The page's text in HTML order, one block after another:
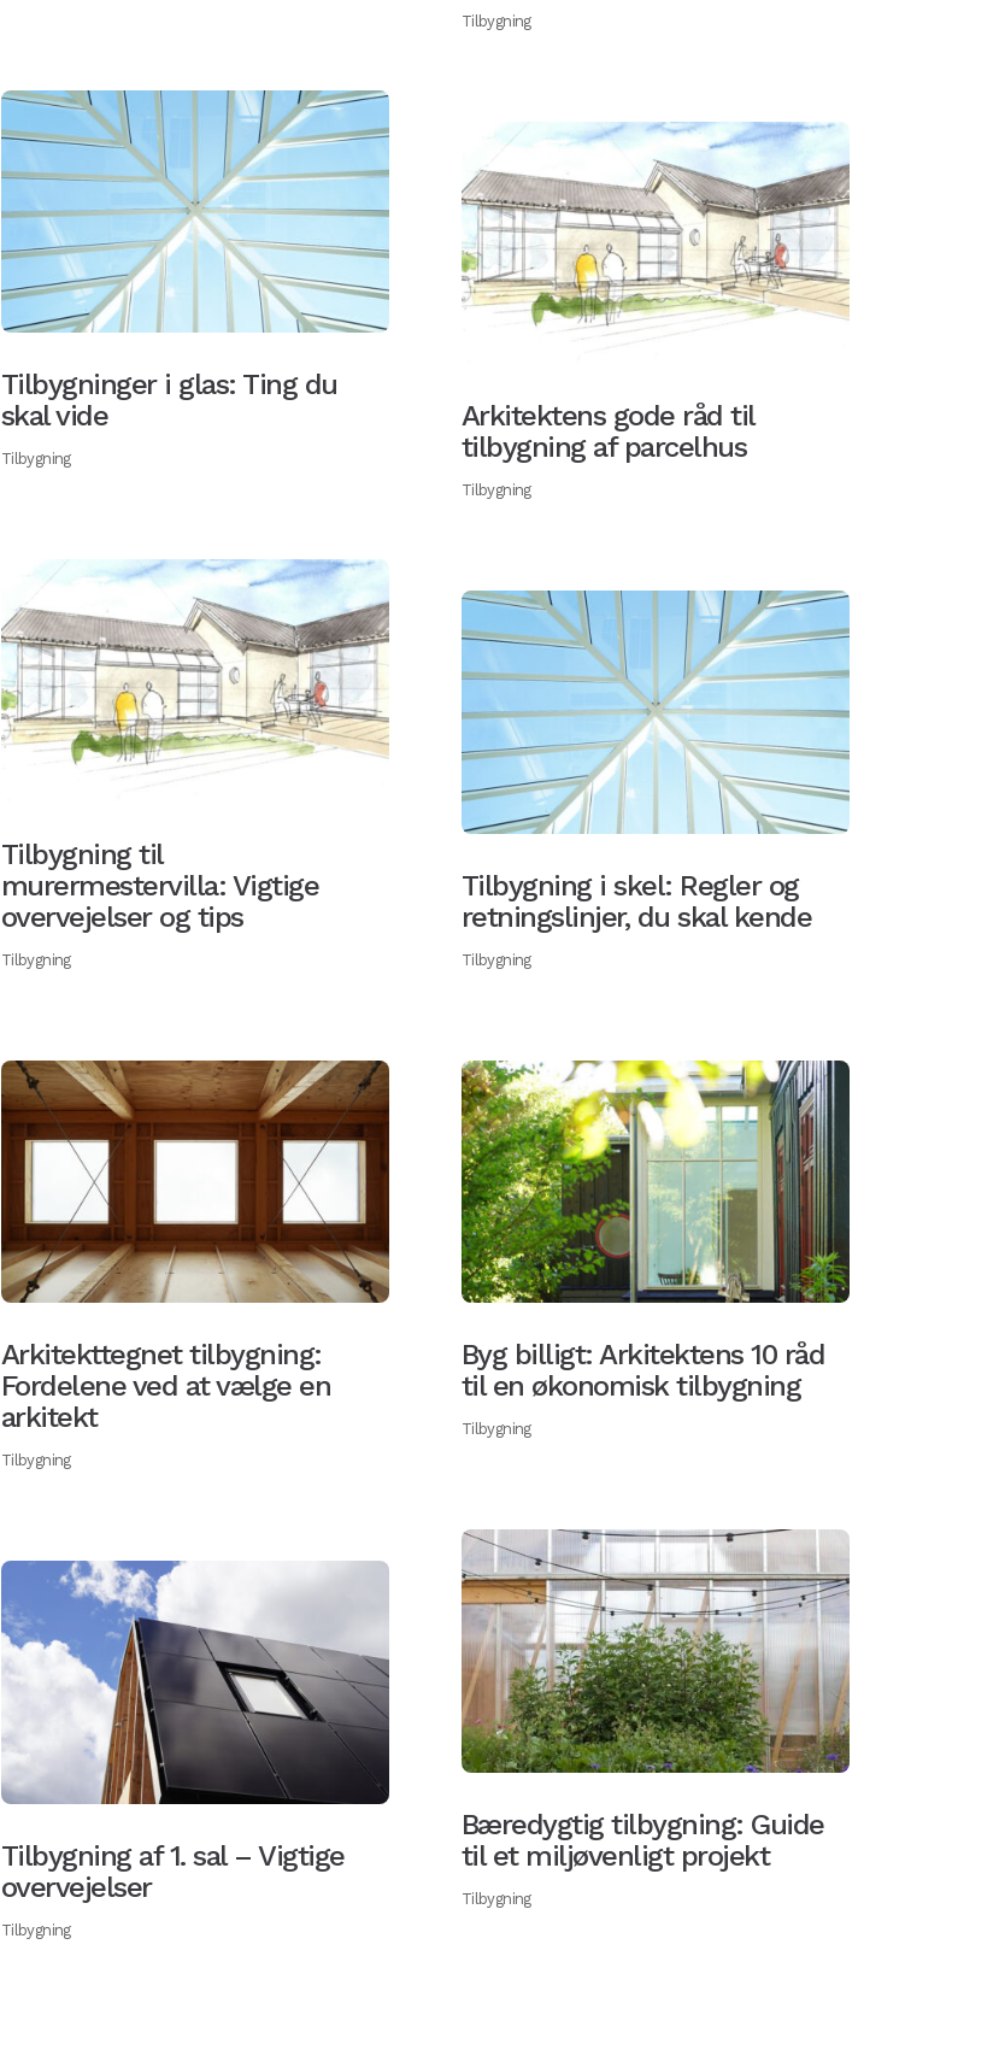
Tilbygninger i glas: Ting du
skal vide
Tilbygning
Tilbygning til
murermestervilla: Vigtige
overvejelser og tips
Tilbygning
Arkitekttegnet tilbygning:
Fordelene ved at vælge en
arkitekt
Tilbygning
Tilbygning af 1. sal – Vigtige
overvejelser
Tilbygning
Tilbygning
Arkitektens gode råd til
tilbygning af parcelhus
Tilbygning
Tilbygning i skel: Regler og
retningslinjer, du skal kende
Tilbygning
Byg billigt: Arkitektens 10 råd
til en økonomisk tilbygning
Tilbygning
Bæredygtig tilbygning: Guide
til et miljøvenligt projekt
Tilbygning